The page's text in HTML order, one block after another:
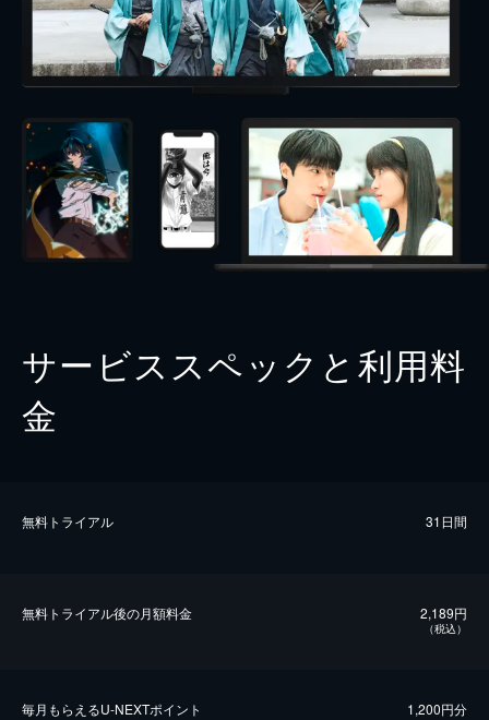
サービススペックと利用料
金
無料トライアル 31日間
無料トライアル後の⽉額料金 2,189円
（税込）
毎⽉もらえるU-NEXTポイント 1,200円分